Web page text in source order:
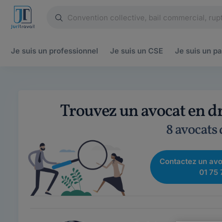
Je suis un professionnel Je suis un CSE Je suis un
Trouvez un avocat en
8
Contactez un
01 75